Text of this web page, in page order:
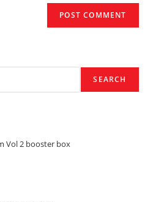
SEARCH
Vol 2 booster box